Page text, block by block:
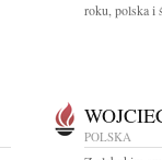
roku, polska i
POLSKA